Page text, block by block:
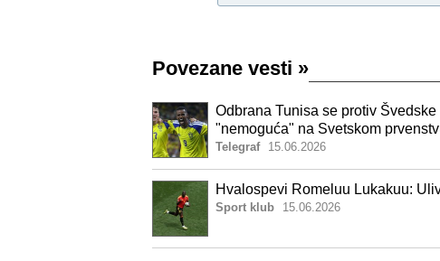
Povezane vesti »
Odbrana Tunisa se protiv
"nemoguća" na Svetskom
Telegraf 15.06.2026
Hvalospevi Romeluu Lukakuu:
Sport klub 15.06.2026